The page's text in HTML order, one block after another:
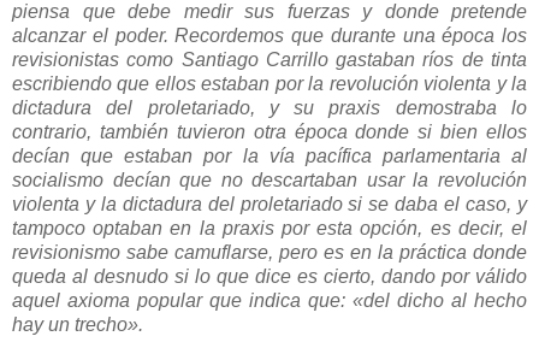
piensa que debe medir sus fuerzas y donde pretende
alcanzar el poder. Recordemos que durante una época los
revisionistas como Santiago Carrillo gastaban ríos de tinta
escribiendo que ellos estaban por la revolución violenta y la
dictadura del proletariado, y su praxis demostraba lo
contrario, también tuvieron otra época donde si bien ellos
decían que estaban por la vía pacífica parlamentaria al
socialismo decían que no descartaban usar la revolución
violenta y la dictadura del proletariado si se daba el caso, y
tampoco optaban en la praxis por esta opción, es decir, el
revisionismo sabe camuflarse, pero es en la práctica donde
queda al desnudo si lo que dice es cierto, dando por válido
aquel axioma popular que indica que: «del dicho al hecho
hay un trecho».